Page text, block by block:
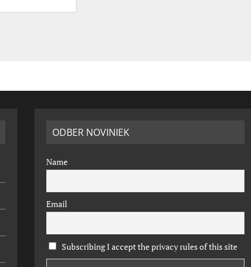
ODBER NOVINIEK
Name
Email
Subscribing I accept the privacy rules of this site